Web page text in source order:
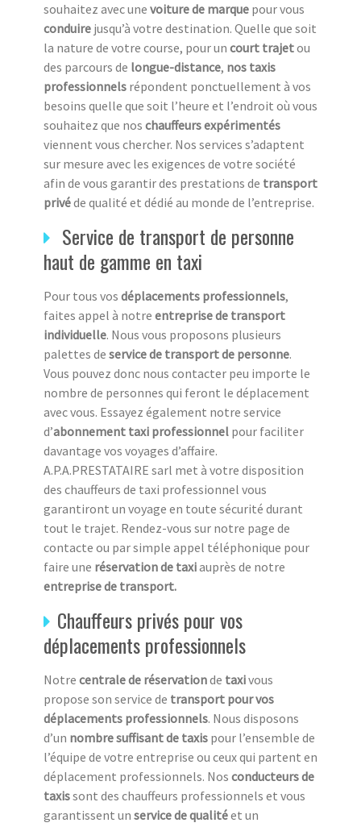
souhaitez avec une voiture de marque pour vous
conduire jusqu’à votre destination. Quelle que soit
la nature de votre course, pour un court trajetou
des parcours de longue-distance, nos taxis
professionnels répondent ponctuellement à vos
besoins quelle que soit l’heure et l’endroit où vous
souhaitez que nos chauffeurs expérimentés
viennent vous chercher. Nos services s’adaptent
sur mesure avec les exigences de votre société
afin de vous garantir des prestations de transport
privéde qualité et dédié au monde de l’entreprise.
Service de transport de personne
haut de gamme en taxi
Pour tous vos déplacements professionnels,
faites appel à notre entreprise de transport
individuelle. Nous vous proposons plusieurs
palettes de service de transport de personne.
Vous pouvez donc nous contacter peu importe le
nombre de personnes qui feront le déplacement
avec vous. Essayez également notre service
d’abonnement taxi professionnel pour faciliter
davantage vos voyages d’affaire.
A.P.A.PRESTATAIRE sarl met à votre disposition
des chauffeurs de taxi professionnel vous
garantiront un voyage en toute sécurité durant
tout le trajet. Rendez-vous sur notre page de
contacte ou par simple appel téléphonique pour
faire une réservation de taxiauprès de notre
entreprise de transport.
Chauffeurs privés pour vos
déplacements professionnels
Notre centrale de réservationde taxivous
propose son service de transport pour vos
déplacements professionnels. Nous disposons
d’un nombre suffisant de taxis pour l’ensemble de
l’équipe de votre entreprise ou ceux qui partent en
déplacement professionnels. Nos conducteurs de
taxissont des chauffeurs professionnels et vous
garantissent un service de qualitéet un